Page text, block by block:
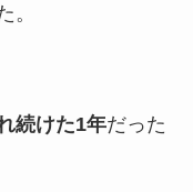
。
続けた1年だった